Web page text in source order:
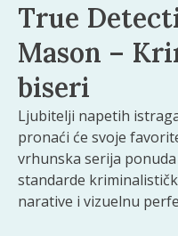
True
Mason –
biseri
Ljubitelji napetih
pronaći će svoje
vrhunska serija
standarde
narative i vizuelnu